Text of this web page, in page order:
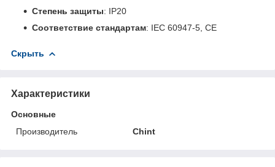
Степень защиты: IP20
Соответствие стандартам: IEC 60947-5, CE
Скрыть
Характеристики
Основные
Производитель
Chint